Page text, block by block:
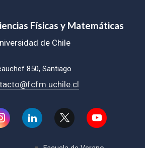
Físicas y Matemáticas
de Chile
850, Santiago